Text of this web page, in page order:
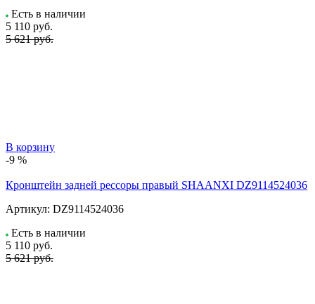
Есть в наличии
5 110 руб.
5 621 руб.
В корзину
-9 %
Кронштейн задней рессоры правый SHAANXI DZ9114524036
Артикул: DZ9114524036
Есть в наличии
5 110 руб.
5 621 руб.